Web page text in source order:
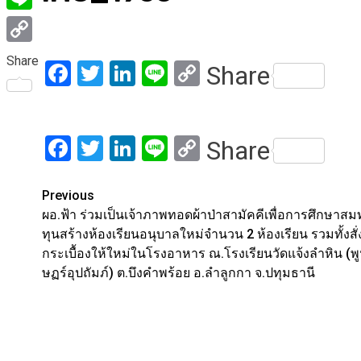
Facebook
Twitter
LinkedIn
LineCopy
Share
Facebook
Twitter
LinkedIn
LineCopy
Share
Post
navigation
Previous
ผอ.ฟ้า ร่วมเป็นเจ้าภาพทอดผ้าป่าสามัคคีเพื่อการศึกษาสม
ทุนสร้างห้องเรียนอนุบาลใหม่จำนวน 2 ห้องเรียน รวมทั้งสั่
กระเบื้องให้ใหม่ในโรงอาหาร ณ.โรงเรียนวัดแจ้งลำหิน (
ษฏร์อุปถัมภ์) ต.บึงคำพร้อย อ.ลำลูกกา จ.ปทุมธานี
Line
Copy
Link
Share